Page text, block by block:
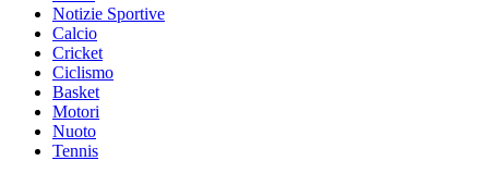
Notizie Sportive
Calcio
Cricket
Ciclismo
Basket
Motori
Nuoto
Tennis